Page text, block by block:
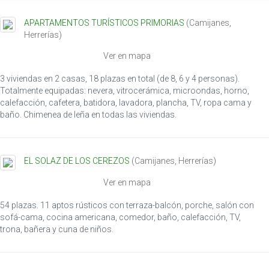
APARTAMENTOS TURÍSTICOS PRIMORIAS (Camijanes
Herrerías)
Ver en mapa
3 viviendas en 2 casas, 18 plazas en total (de 8, 6 y 4 personas).
Totalmente equipadas: nevera, vitrocerámica, microondas, horno,
calefacción, cafetera, batidora, lavadora, plancha, TV, ropa cama y
baño. Chimenea de leña en todas las viviendas.
EL SOLAZ DE LOS CEREZOS (Camijanes Herrerías)
Ver en mapa
54 plazas. 11 aptos rústicos con terraza-balcón, porche, salón con
sofá-cama, cocina americana, comedor, baño, calefacción, TV,
trona, bañera y cuna de niños.